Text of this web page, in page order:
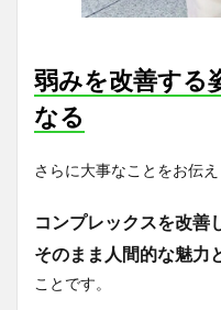
弱みを改善する
なる
さらに大事なことをお伝え
コンプレックスを改善
そのまま人間的な魅力
ことです。